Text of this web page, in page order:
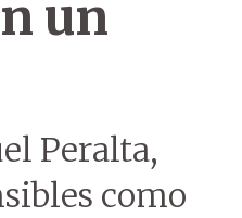
un
Peralta,
como